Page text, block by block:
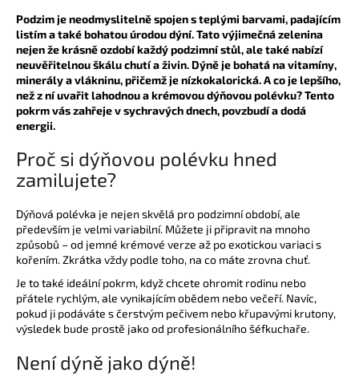
Podzim je neodmyslitelně spojen s teplými barvami, padajícím
listím a také bohatou úrodou dýní. Tato výjimečná zelenina
nejen že krásně ozdobí každý podzimní stůl, ale také nabízí
neuvěřitelnou škálu chutí a živin. Dýně je bohatá na vitamíny,
minerály a vlákninu, přičemž je nízkokalorická. A co je lepšího,
než z ní uvařit lahodnou a krémovou dýňovou polévku? Tento
pokrm vás zahřeje v sychravých dnech, povzbudí a dodá
energii.
Proč si dýňovou polévku hned
zamilujete?
Dýňová polévka je nejen skvělá pro podzimní období, ale
především je velmi variabilní. Můžete ji připravit na mnoho
způsobů – od jemné krémové verze až po exotickou variaci s
kořením. Zkrátka vždy podle toho, na co máte zrovna chuť.
Je to také ideální pokrm, když chcete ohromit rodinu nebo
přátele rychlým, ale vynikajícím obědem nebo večeří. Navíc,
pokud ji podáváte s čerstvým pečivem nebo křupavými krutony,
výsledek bude prostě jako od profesionálního šéfkuchaře.
Není dýně jako dýně!
o
p
o
r
u
č
u
j
e
m
e
UBROUSEK
24X24
2VRSTVÝ
ČERNÝ
0,39
Kč